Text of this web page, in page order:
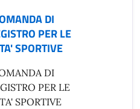
DI
PER LE
SPORTIVE
DI
PER LE
SPORTIVE